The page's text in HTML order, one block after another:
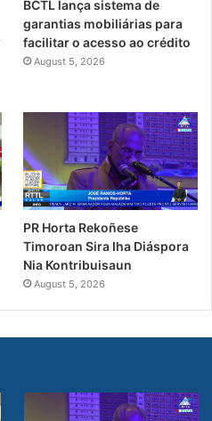
BCTL lança sistema de
garantias mobiliárias para
facilitar o acesso ao crédito
August 5, 2026
PR Horta Rekoñese
Timoroan Sira Iha Diáspora
Nia Kontribuisaun
August 5, 2026